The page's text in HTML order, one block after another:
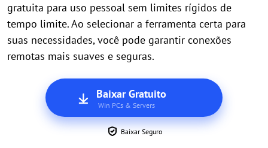
gratuita para uso pessoal sem limites rígidos de
tempo limite. Ao selecionar a ferramenta certa para
suas necessidades, você pode garantir conexões
remotas mais suaves e seguras.
Baixar Gratuito
Win PCs & Servers
Baixar Seguro